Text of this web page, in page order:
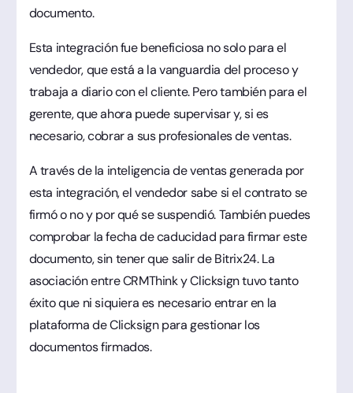
documento.
Esta integración fue beneficiosa no solo para el
vendedor, que está a la vanguardia del proceso y
trabaja a diario con el cliente. Pero también para el
gerente, que ahora puede supervisar y, si es
necesario, cobrar a sus profesionales de ventas.
A través de la inteligencia de ventas generada por
esta integración, el vendedor sabe si el contrato se
firmó o no y por qué se suspendió. También puedes
comprobar la fecha de caducidad para firmar este
documento, sin tener que salir de Bitrix24. La
asociación entre CRMThink y Clicksign tuvo tanto
éxito que ni siquiera es necesario entrar en la
plataforma de Clicksign para gestionar los
documentos firmados.